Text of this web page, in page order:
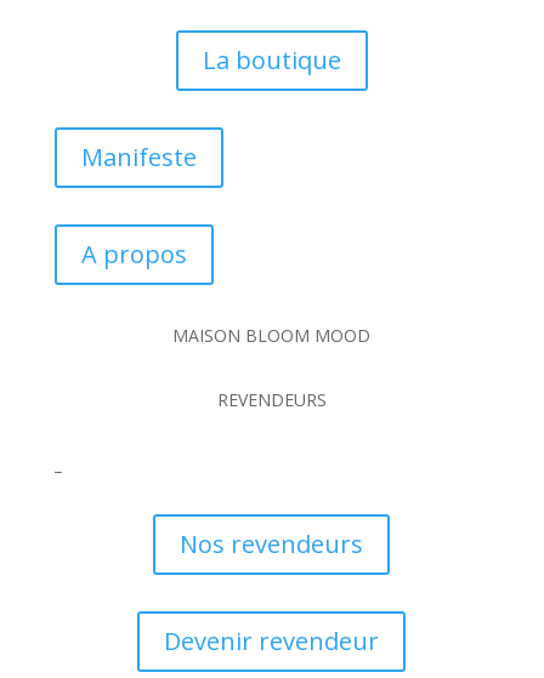
La boutique
Manifeste
A propos
MAISON BLOOM MOOD
REVENDEURS
Nos revendeurs
Devenir revendeur